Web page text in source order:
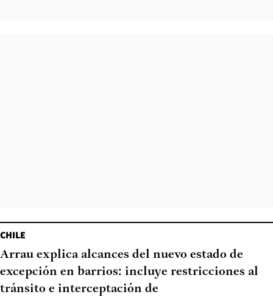
CHILE
Arrau explica alcances del nuevo estado de
excepción en barrios: incluye restricciones al
tránsito e interceptación de